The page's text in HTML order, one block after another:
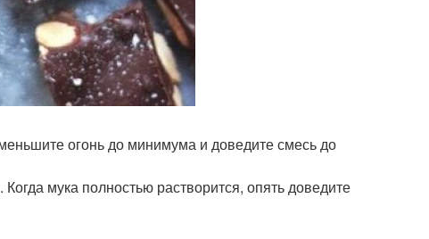
огонь до минимума и доведите смесь до
мука полностью растворится, опять доведите